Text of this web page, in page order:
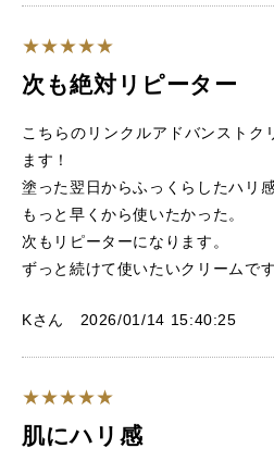
次も絶対リピーター
こちらのリンクルアドバンストク
ます！
塗った翌日からふっくらしたハリ感
もっと早くから使いたかった。
次もリピーターになります。
ずっと続けて使いたいクリームです
Kさん 2026/01/14 15:40:25
肌にハリ感